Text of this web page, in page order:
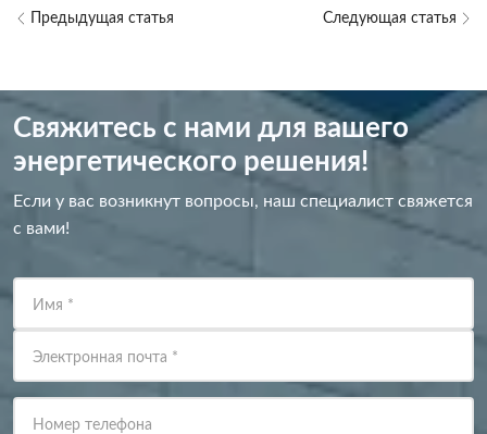
Предыдущая статья Следующая статья
Свяжитесь с нами для вашего
энергетического решения!
Если у вас возникнут вопросы, наш специалист свяжется
с вами!
Имя *
Электронная почта *
Номер телефона